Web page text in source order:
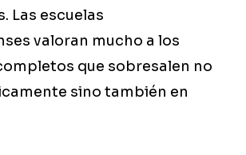
Las escuelas
valoran mucho a los
que sobresalen no
sino también en